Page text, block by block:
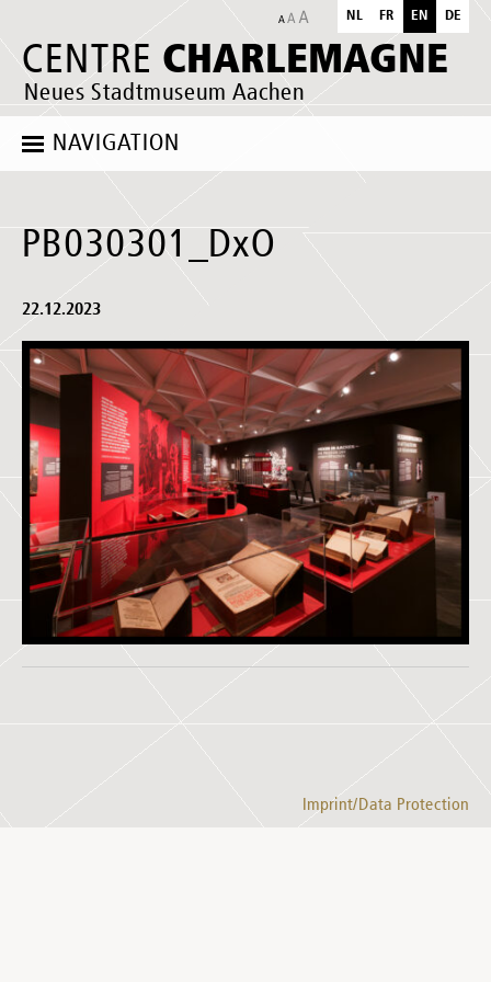
CENTRE CHARLEMAGNE
Neues Stadtmuseum Aachen
NL FR EN DE
NAVIGATION
PB030301_DxO
22.12.2023
Imprint/Data Protection